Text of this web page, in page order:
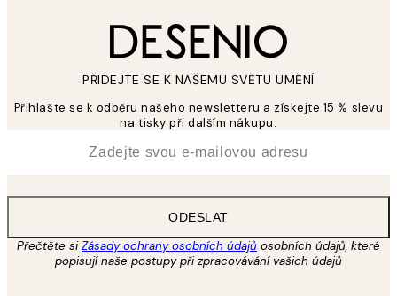
PŘIDEJTE SE K NAŠEMU SVĚTU UMĚNÍ
Přihlašte se k odběru našeho newsletteru a získejte 15 % slevu
na tisky při dalším nákupu.
ODESLAT
Přečtěte siZásady ochrany osobních údajů osobních údajů, které
popisují naše postupy při zpracovávání vašich údajů